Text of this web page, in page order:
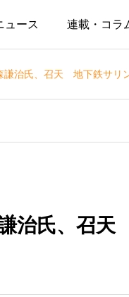
ュース 連載・コラ
謙治氏、召天 地下鉄サリ
治氏、召